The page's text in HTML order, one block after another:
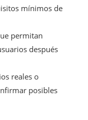
mínimos de
permitan
después
reales o
posibles